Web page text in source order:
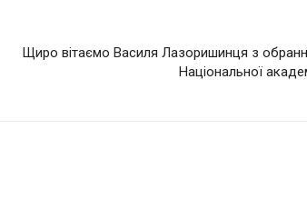
Щиро вітаємо Василя Лазоришинця з
Національної